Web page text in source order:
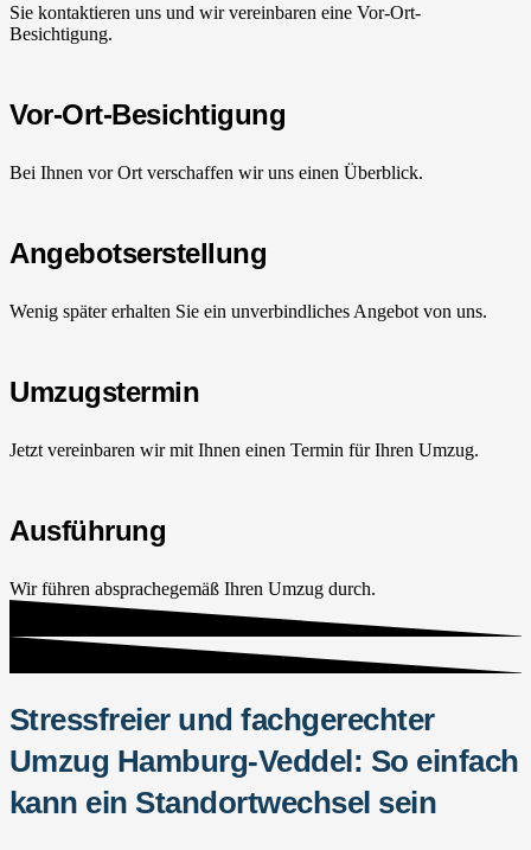
Sie kontaktieren uns und wir vereinbaren eine Vor-Ort-
Besichtigung.
Vor-Ort-Besichtigung
Bei Ihnen vor Ort verschaffen wir uns einen Überblick.
Angebotserstellung
Wenig später erhalten Sie ein unverbindliches Angebot von uns.
Umzugstermin
Jetzt vereinbaren wir mit Ihnen einen Termin für Ihren Umzug.
Ausführung
Wir führen absprachegemäß Ihren Umzug durch.
Stressfreier und fachgerechter
Umzug Hamburg-Veddel: So einfach
kann ein Standortwechsel sein